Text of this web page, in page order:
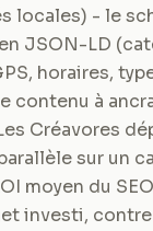
locales) - le
JSON-LD
horaires,
contenu à
Créavores
sur un
moyen du
investi, contre